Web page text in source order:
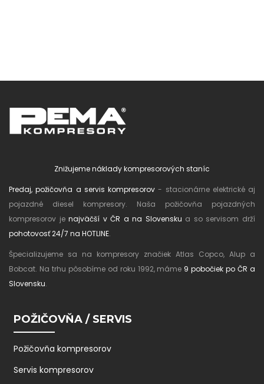
Znižujeme náklady kompresorových staníc
Predaj, požičovňa a servis kompresorov - stacionárne elektrické aj
pojazdné diesel kompresory. Naša požičovňa pojazdných
kompresorov jenajväčší v ČR a na Slovensku a so servisom drží
pohotovosť 24/7 na HOTLINE.
Špecializujeme sa na kompresory značiek Atlas Copco, Alup a
Bobcat. Na trhu pôsobíme od roku 1992, máme 9 pobočiek po ČR a
Slovensku.
POŽIČOVŇA / SERVIS
Požičovňa kompresorov
Servis kompresorov